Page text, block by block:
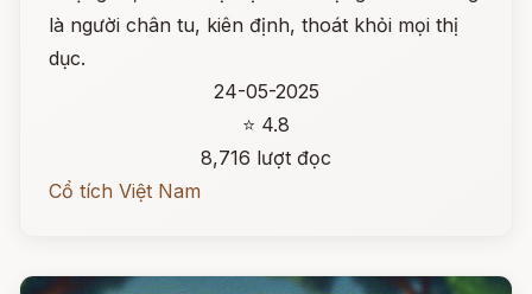
là người chân tu, kiên định, thoát khỏi mọi thị
dục.
24-05-2025
⭐ 4.8
8,716 lượt đọc
Cổ tích Việt Nam